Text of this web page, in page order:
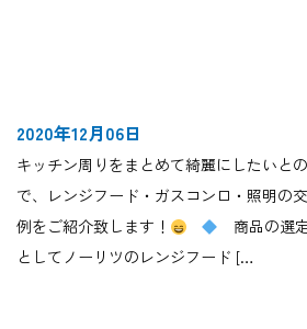
2020年12月06日
キッチン周りをまとめて綺麗にしたいと
で、レンジフード・ガスコンロ・照明の
例をご紹介致します！
商品の選
としてノーリツのレンジフード […